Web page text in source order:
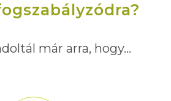
már arra, hogy…